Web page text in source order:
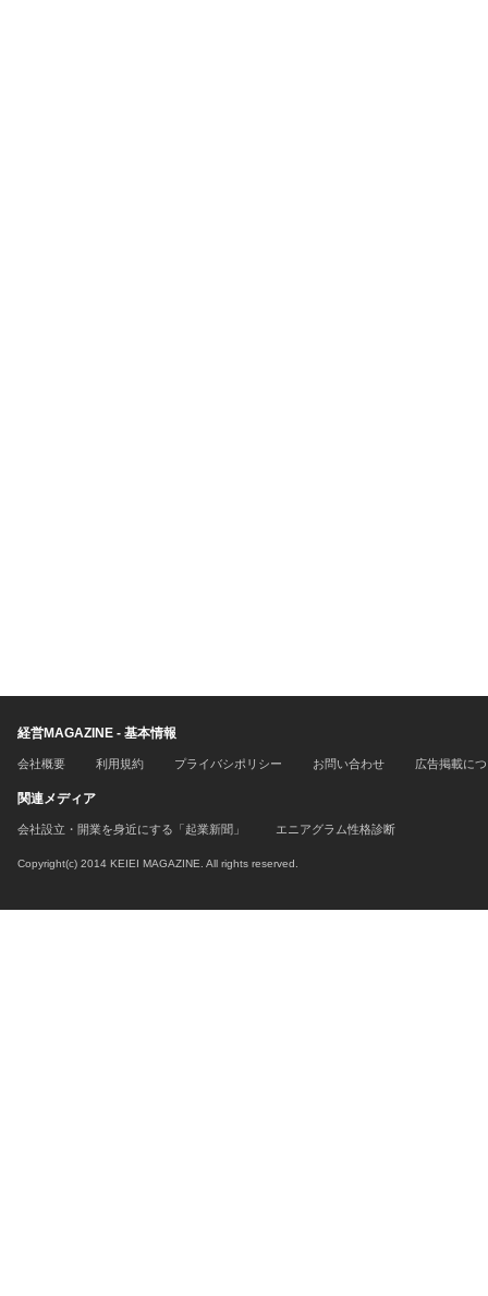
経営MAGAZINE - 基本情報
会社概要 利用規約 プライバシポリシー お問い合わせ 広告掲載に
関連メディア
会社設立・開業を身近にする「起業新聞」 エニアグラム性格診断
Copyright(c) 2014 KEIEI MAGAZINE. All rights reserved.